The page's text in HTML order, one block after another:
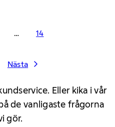
… 14
Nästa
Eller kika i vår
de vanligaste frågorna
gör.